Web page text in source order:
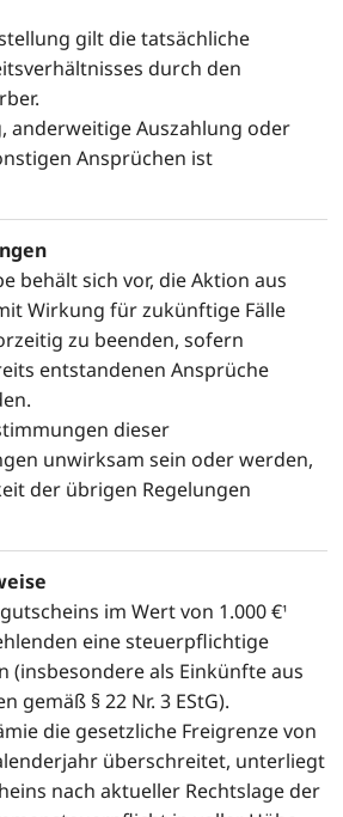
gilt die tatsächliche
durch den
anderweitige Auszahlung oder
Ansprüchen ist
behält sich vor, die Aktion aus
Wirkung für zukünftige Fälle
zu beenden, sofern
entstandenen Ansprüche
dieser
unwirksam sein oder werden,
der übrigen Regelungen
im Wert von 1.000 €¹
eine steuerpflichtige
(insbesondere als Einkünfte aus
gemäß § 22 Nr. 3 EStG).
die gesetzliche Freigrenze von
überschreitet, unterliegt
nach aktueller Rechtslage der